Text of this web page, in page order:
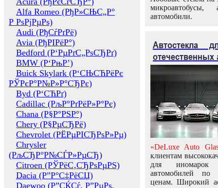
Alfa Romeo (РђР»СЊС„Р°
Р РѕРјРµРѕ)
Audi (РђСѓРґРё)
Avia (РђРІРёР°)
Bedford (Р‘РµРґС„РѕСЂРґ)
BMW (Р‘РњР’)
Buick Skylark (Р‘СЊСЋРёРє
РЎРєР°Р№Р»Р°СЂРє)
Byd (Р‘СЋРґ)
Cadillac (РљР°РґРёР»Р°Рє)
Chana (Р§Р°РЅР°)
Chery (Р§РµСЂРё)
Chevrolet (РЁРµРІСЂРѕР»Рµ)
Chrysler
(РљСЂР°Р№СЃР»РµСЂ)
Citroen (РЎРёС‚СЂРѕРµРЅ)
Dacia (Р”Р°С‡РёСЏ)
Daewoo (Р”СЌСѓ, Р”РµРѕ,
микроавтобусы,
автомобили.
Автостекла
отечественных
«DeLuxe Auto
клиентам
для иномарок
автомобилей
ценам. Широкий